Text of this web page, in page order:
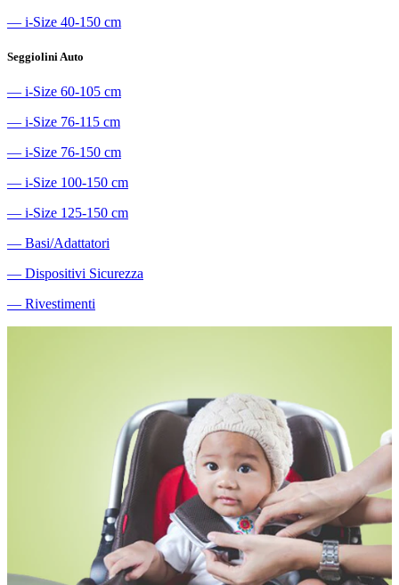
― i-Size 40-150 cm
Seggiolini Auto
― i-Size 60-105 cm
― i-Size 76-115 cm
― i-Size 76-150 cm
― i-Size 100-150 cm
― i-Size 125-150 cm
― Basi/Adattatori
― Dispositivi Sicurezza
― Rivestimenti